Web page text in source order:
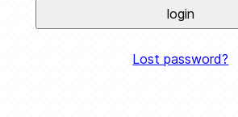
Lost password?